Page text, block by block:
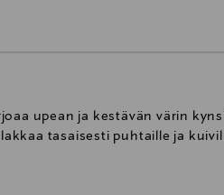
upean ja kestävän värin
tasaisesti puhtaille ja